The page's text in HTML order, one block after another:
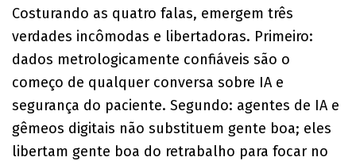
Costurando as quatro falas, emergem três
verdades incômodas e libertadoras. Primeiro:
dados metrologicamente confiáveis são o
começo de qualquer conversa sobre IA e
segurança do paciente. Segundo: agentes de IA e
gêmeos digitais não substituem gente boa; eles
libertam gente boa do retrabalho para focar no